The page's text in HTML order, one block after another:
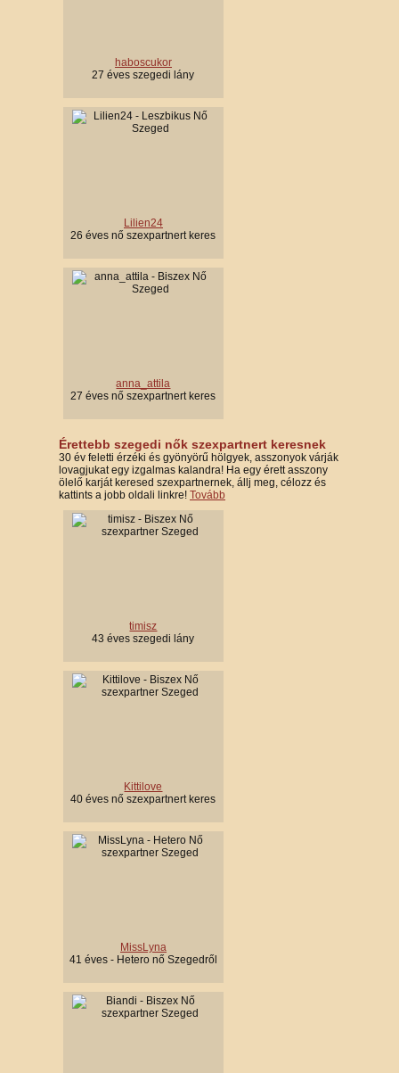
haboscukor
27 éves szegedi lány
Lilien24
26 éves nő szexpartnert keres
anna_attila
27 éves nő szexpartnert keres
Érettebb szegedi nők szexpartnert keresnek
30 év feletti érzéki és gyönyörű hölgyek, asszonyok várják
lovagjukat egy izgalmas kalandra! Ha egy érett asszony
ölelő karját keresed szexpartnernek, állj meg, célozz és
kattints a jobb oldali linkre! Tovább
timisz
43 éves szegedi lány
Kittilove
40 éves nő szexpartnert keres
MissLyna
41 éves - Hetero nő Szegedről